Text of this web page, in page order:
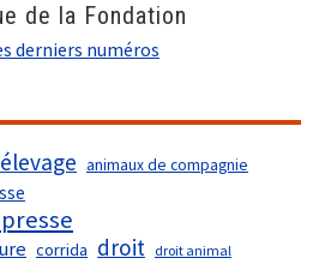
de la Fondation
derniers numéros
animaux de compagnie
corrida droit droit animal